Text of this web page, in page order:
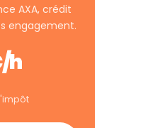
AXA, crédit
engagement.
h